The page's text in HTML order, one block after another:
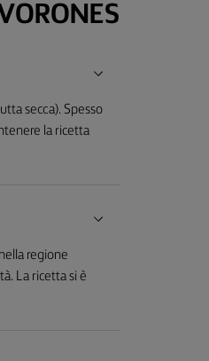
secca). Spesso
la ricetta
regione
La ricetta si è